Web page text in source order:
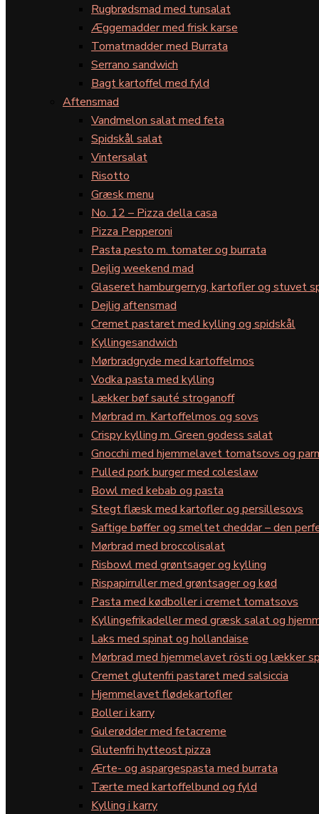
Rugbrødsmad med tunsalat
Æggemadder med frisk karse
Tomatmadder med Burrata
Serrano sandwich
Bagt kartoffel med fyld
Aftensmad
Vandmelon salat med feta
Spidskål salat
Vintersalat
Risotto
Græsk menu
No. 12 – Pizza della casa
Pizza Pepperoni
Pasta pesto m. tomater og burrata
Dejlig weekend mad
Glaseret hamburgerryg, kartofler og stuvet
Dejlig aftensmad
Cremet pastaret med kylling og spidskål
Kyllingesandwich
Mørbradgryde med kartoffelmos
Vodka pasta med kylling
Lækker bøf sauté stroganoff
Mørbrad m. Kartoffelmos og sovs
Crispy kylling m. Green godess salat
Gnocchi med hjemmelavet tomatsovs og
Pulled pork burger med coleslaw
Bowl med kebab og pasta
Stegt flæsk med kartofler og persillesovs
Saftige bøffer og smeltet cheddar – den
Mørbrad med broccolisalat
Risbowl med grøntsager og kylling
Rispapirruller med grøntsager og kød
Pasta med kødboller i cremet tomatsovs
Kyllingefrikadeller med græsk salat og
Laks med spinat og hollandaise
Mørbrad med hjemmelavet rösti og lækker
Cremet glutenfri pastaret med salsiccia
Hjemmelavet flødekartofler
Boller i karry
Gulerødder med fetacreme
Glutenfri hytteost pizza
Ærte- og aspargespasta med burrata
Tærte med kartoffelbund og fyld
Kylling i karry